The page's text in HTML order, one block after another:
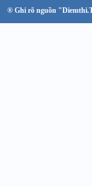
® Ghi rõ nguồn